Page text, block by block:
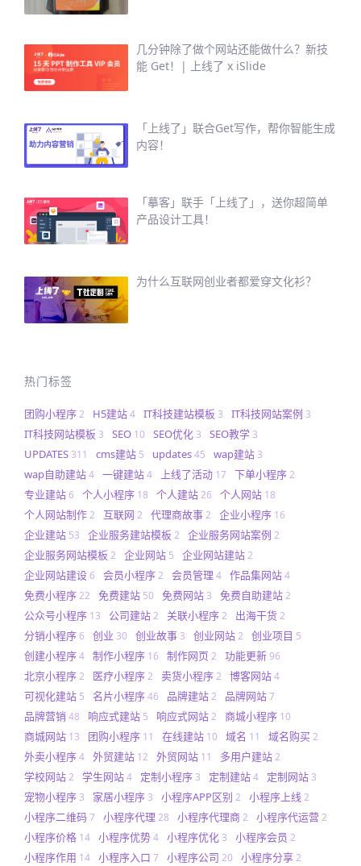
几分钟除了做个网站还能做什么？新技
能 Get！| 上线了 x iSlide
「上线了」联合Get写作，帮你智能生成
内容！
「摹客」联手「上线了」，送你超简单
产品设计工具！
为什么互联网创业者都爱穿文化衫？
热门标签
团购小程序2 H5建站4 IT科技建站模板 3 IT科技网站案例 3
IT科技网站模板 3 SEO 10 SEO优化 3 SEO教学 3
UPDATES 311 cms建站 5 updates45 wap建站 3
wap自助建站4 一键建站4 上线了活动 17 下单小程序2
专业建站6 个人小程序 18 个人建站26 个人网站 18
个人网站制作2 互联网 2 代理商故事2 企业小程序 16
企业建站 53 企业服务建站模板 2 企业服务网站案例 2
企业服务网站模板 2 企业网站 5 企业网站建站2
企业网站建设6 会员小程序2 会员管理 4 作品集网站4
免费小程序22 免费建站 50 免费网站 3 免费自助建站2
公众号小程序 13 公司建站2 关联小程序2 出海干货2
分销小程序6 创业 30 创业故事 3 创业网站2 创业项目 5
创建小程序4 制作小程序 16 制作网页 2 功能更新96
北京小程序2 医疗小程序2 卖货小程序2 博客网站4
可视化建站 5 名片小程序46 品牌建站2 品牌网站7
品牌营销 48 响应式建站 5 响应式网站2 商城小程序 10
商城网站 13 团购小程序 11 在线建站 10 域名 11 域名购买2
外卖小程序4 外贸建站 12 外贸网站 11 多用户建站2
学校网站2 学生网站4 定制小程序 3 定制建站4 定制网站 3
宠物小程序 3 家居小程序 3 小程序APP区别 2 小程序上线 2
小程序二维码7 小程序代理 28 小程序代理商2 小程序代运营2
小程序价格 14 小程序优势4 小程序优化 3 小程序会员 2
小程序作用 14 小程序入口 7 小程序公司 20 小程序分享2